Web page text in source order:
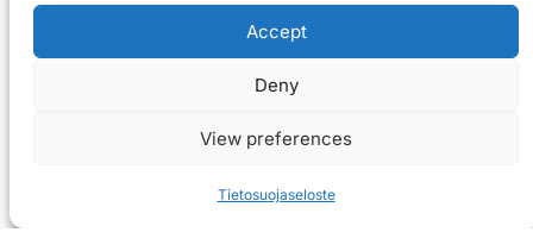
Accept
Deny
View preferences
Tietosuojaseloste